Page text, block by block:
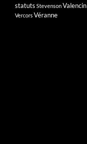
statuts StevensonValencin
VercorsVéranne